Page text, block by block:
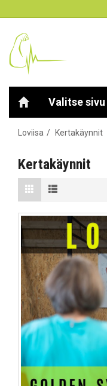
Valitse sivu
Loviisa Kertakäynnit
Kertakäynnit